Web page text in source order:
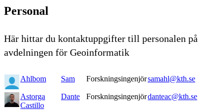
Personal
Här hittar du kontaktuppgifter till personalen på
avdelningen för Geoinformatik
Ahlbom Sam Forskningsingenjörsamahl@kth.se
Astorga
Castillo
Dante Forskningsingenjördanteac@kth.se